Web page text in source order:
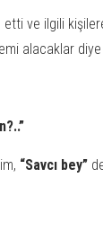
etti ve ilgili
alacaklar
“Savcı bey”